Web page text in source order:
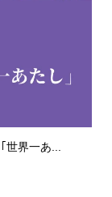
界一あ...